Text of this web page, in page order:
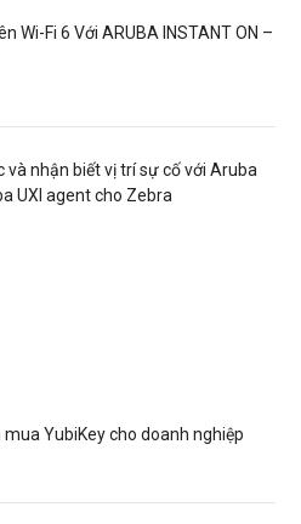
Wi-Fi 6 Với ARUBA INSTANT ON –
và nhận biết vị trí sự cố với Aruba
UXI agent cho Zebra
mua YubiKey cho doanh nghiệp